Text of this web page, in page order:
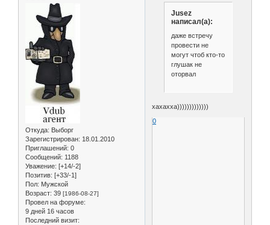
Откуда: Выборг
Зарегистрирован: 18.01.2010
Приглашений: 0
Сообщений: 1188
Уважение: [+14/-2]
Позитив: [+33/-1]
Пол: Мужской
Возраст: 39 [1986-08-27]
Провел на форуме:
9 дней 16 часов
Последний визит:
Jusez
написал(а):
даже встречу
провести не
могут чтоб кто-то
глушак не
оторвал
хахахха)))))))))))))
0